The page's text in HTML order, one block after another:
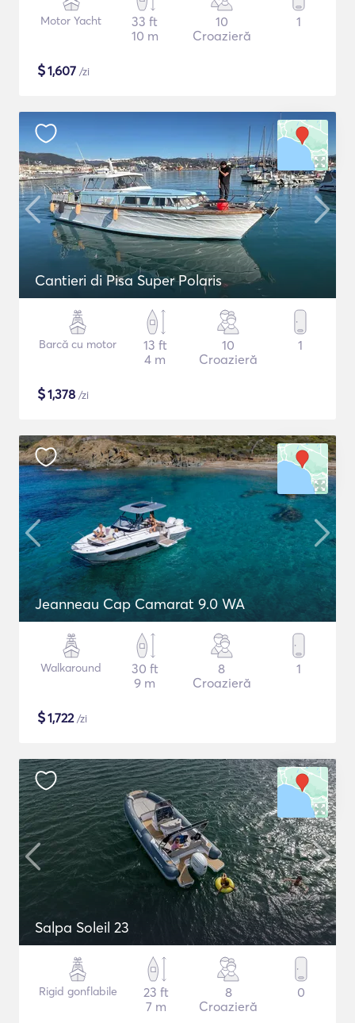
Motor Yacht
33 ft
10 m
10
Croazieră
1
$1,607 /zi
Cantieri di Pisa Super Polaris
Barcă cu motor
13 ft
4 m
10
Croazieră
1
$1,378 /zi
Jeanneau Cap Camarat 9.0 WA
Walkaround
30 ft
9 m
8
Croazieră
1
$1,722/zi
Salpa Soleil 23
Rigid gonflabile
23 ft
7 m
8
Croazieră
0